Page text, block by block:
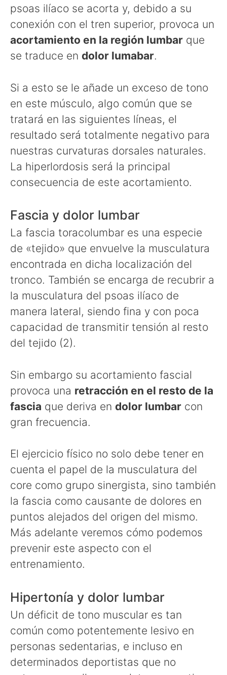
psoas ilíaco se acorta y, debido a su
conexión con el tren superior, provoca un
acortamiento en la región lumbar que
se traduce en dolor lumabar.
Si a esto se le añade un exceso de tono
en este músculo, algo común que se
tratará en las siguientes líneas, el
resultado será totalmente negativo para
nuestras curvaturas dorsales naturales.
La hiperlordosis será la principal
consecuencia de este acortamiento.
Fascia y dolor lumbar
La fascia toracolumbar es una especie
de «tejido» que envuelve la musculatura
encontrada en dicha localización del
tronco. También se encarga de recubrir a
la musculatura del psoas ilíaco de
manera lateral, siendo fina y con poca
capacidad de transmitir tensión al resto
del tejido (2).
Sin embargo su acortamiento fascial
provoca una retracción en el resto de la
fascia que deriva en dolor lumbar con
gran frecuencia.
El ejercicio físico no solo debe tener en
cuenta el papel de la musculatura del
core como grupo sinergista, sino también
la fascia como causante de dolores en
puntos alejados del origen del mismo.
Más adelante veremos cómo podemos
prevenir este aspecto con el
entrenamiento.
Hipertonía y dolor lumbar
Un déficit de tono muscular es tan
común como potentemente lesivo en
personas sedentarias, e incluso en
determinados deportistas que no